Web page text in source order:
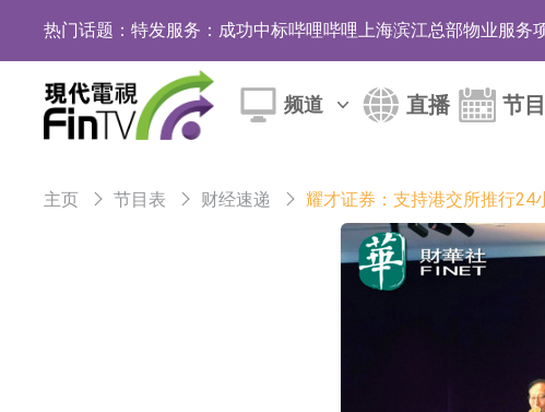
热门话题： 特发服务：成功中标哔哩哔哩上海滨江总部物业服务
亚太股份：公司是零跑汽车和Stellantis集团的供应商
理工雷科面向边缘AI场景推出"山海"系列智算模组 系
日韩股市收盘双双下跌
依米康：海外交付以东南亚、中东市场为主 并已取
上交所：财通多策略福鑫定期开放灵活配置混合型发
【异动股】港股跌幅榜前十，卡森国际(00496.HK)跌
频道 直播 节
主页 节目表 财经速递 耀才证券：支持港交所推行24